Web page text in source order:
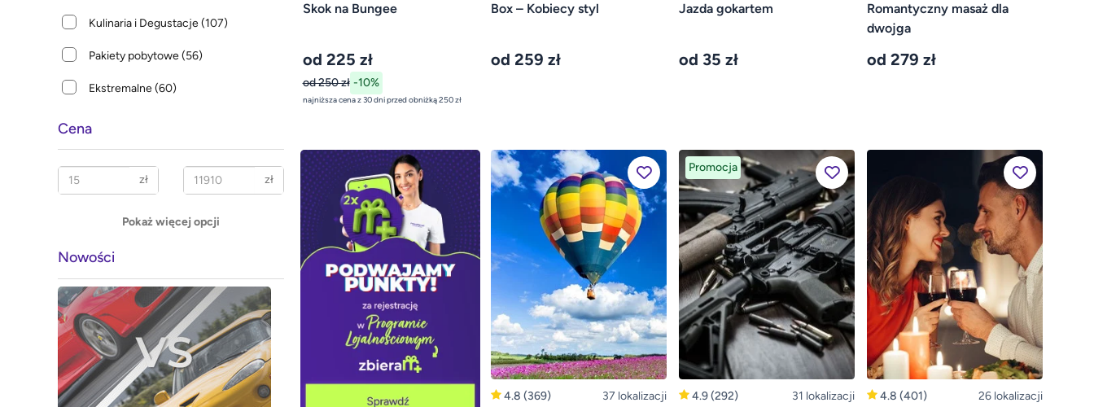
Kulinaria i Degustacje(107)
Pakiety pobytowe(56)
Ekstremalne(60)
Cena
zł zł
Pokaż więcej opcji
Nowości
Skok na Bungee
od 225 zł
od 250 zł -10%
najniższa cena z 30 dni przed obniżką 250 zł
Box – Kobiecy styl
od 259 zł
Jazda gokartem
od 35 zł
Romantyczny masaż dla
dwojga
od 279 zł
4.8 (369) 37 lokalizacji
Promocja
4.9(292) 31 lokalizacji 4.8 (401) 26 lokalizacji